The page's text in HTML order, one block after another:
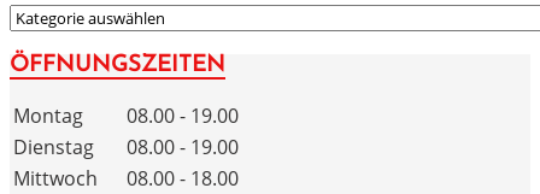
KATEGORIEN
ÖFFNUNGSZEITEN
Montag
08.00 - 19.00
Dienstag
08.00 - 19.00
Mittwoch
08.00 - 18.00